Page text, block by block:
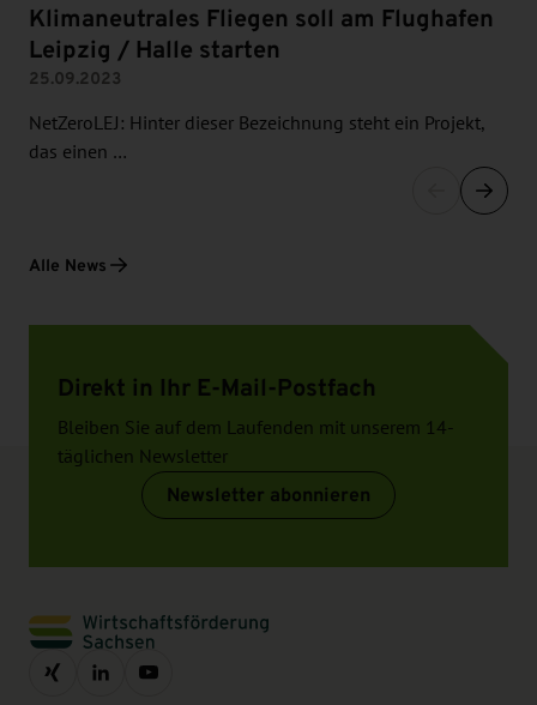
Klimaneutrales Fliegen soll am Flughafen
Leipzig / Halle starten
25.09.2023
NetZeroLEJ: Hinter dieser Bezeichnung steht ein Projekt,
das einen …
Alle News
Direkt in Ihr E-Mail-Postfach
Bleiben Sie auf dem Laufenden mit unserem 14-
täglichen Newsletter
Newsletter abonnieren